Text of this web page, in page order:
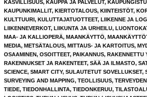
KASVILLISUUS, KAUPPA JA PALVELUT,
KAUPUNKIMALLIT, KIERTOTALOUS, KIINTEISTÖT,
KULTTUURI , KULUTTAJATUOTTEET, LIIKENNE JA
LIIKENNEVERKOT, LIIKUNTA JA URHEILU,
MAA- JA KALLIOPERÄ, MAANKÄYTTÖ,
MEDIA, METSÄTALOUS, MITTAUS- JA KARTOITUS,
OSAAMINEN, OSOITTEET, PAIKANNUS, RAKENNETTU
RAKENNUKSET JA RAKENTEET, SÄÄ JA ILMASTO,
SCIENCE, SMART CITY, SULAUTETUT SOVELLUKSET,
SURVEYING AND MAPPING, TEOLLISUUS,
TIEDE, TIEDONHALLINTA, TIEDONKERUU,